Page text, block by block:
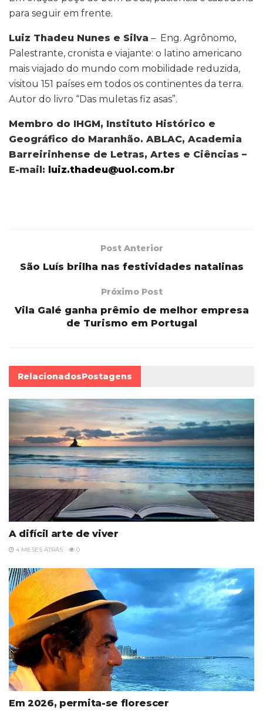
para seguir em frente.
Luiz Thadeu Nunes e Silva – Eng. Agrônomo,
Palestrante, cronista e viajante: o latino americano
mais viajado do mundo com mobilidade reduzida,
visitou 151 países em todos os continentes da terra.
Autor do livro “Das muletas fiz asas”.
Membro do IHGM, Instituto Histórico e
Geográfico do Maranhão. ABLAC, Academia
Barreirinhense de Letras, Artes e Ciências –
E-mail: luiz.thadeu@uol.com.br
Post Anterior
São Luís brilha nas festividades natalinas
Próximo Post
Vila Galé ganha prêmio de melhor empresa
de Turismo em Portugal
RelacionadosPostagens
A difícil arte de viver
4 MESES ATRÁS 0
Em 2026, permita-se florescer